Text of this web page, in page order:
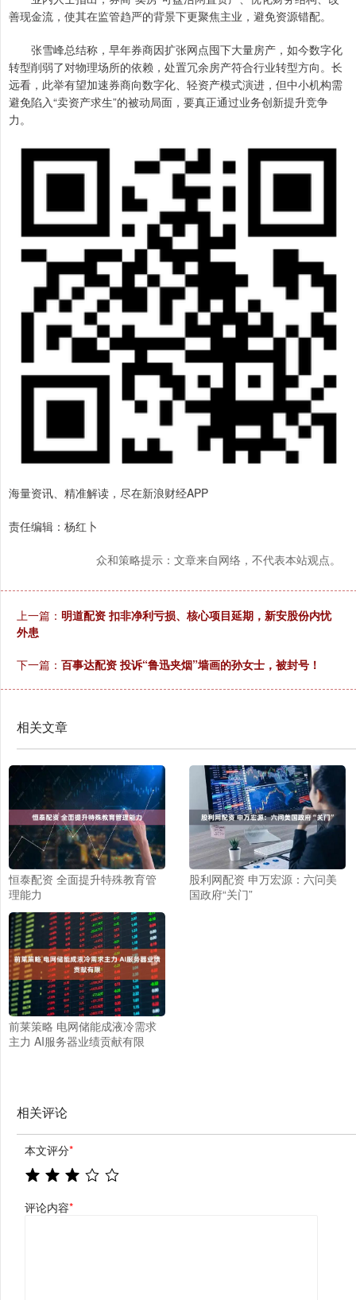
善现金流，使其在监管趋严的背景下更聚焦主业，避免资源错配。
张雪峰总结称，早年券商因扩张网点囤下大量房产，如今数字化
转型削弱了对物理场所的依赖，处置冗余房产符合行业转型方向。长
远看，此举有望加速券商向数字化、轻资产模式演进，但中小机构需
避免陷入“卖资产求生”的被动局面，要真正通过业务创新提升竞争
力。
海量资讯、精准解读，尽在新浪财经APP
责任编辑：杨红卜
众和策略提示：文章来自网络，不代表本站观点。
上一篇： 明道配资 扣非净利亏损、核心项目延期，新安股份内忧
外患
下一篇： 百事达配资 投诉“鲁迅夹烟”墙画的孙女士，被封号！
相关文章
恒泰配资 全面提升特殊教育管
理能力
股利网配资 申万宏源：六问美
国政府“关门”
前莱策略 电网储能成液冷需求
主力 AI服务器业绩贡献有限
相关评论
本文评分*
评论内容*